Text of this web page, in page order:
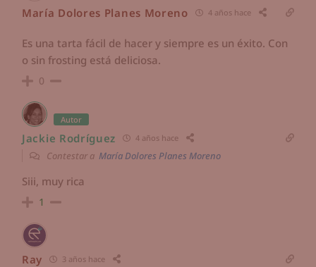
María Dolores Planes Moreno 4 años hace
Es una tarta fácil de hacer y siempre es un éxito. Con
o sin frosting está deliciosa.
0
Autor
Jackie Rodríguez 4 años hace
Contestar a María Dolores Planes Moreno
Siii, muy rica
1
Ray 3 años hace